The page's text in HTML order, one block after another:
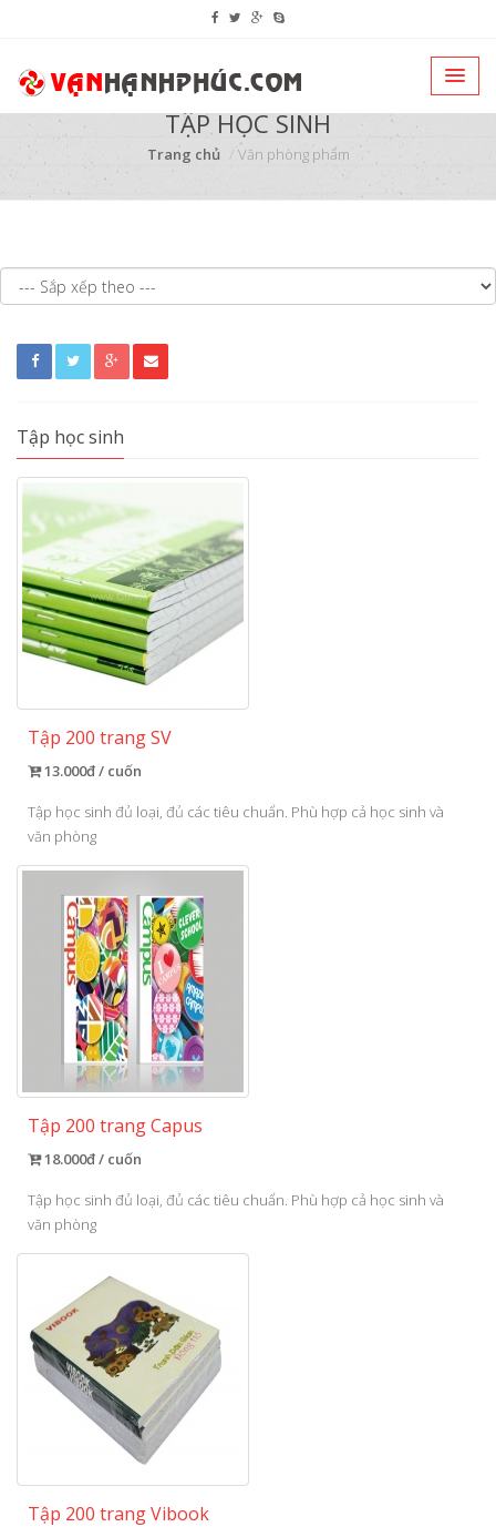
TẬP HỌC SINH
Trang chủ Văn phòng phẩm
Tập học sinh
Tập 200 trang SV
13.000đ / cuốn
Tập học sinh đủ loại, đủ các tiêu chuẩn. Phù hợp cả học sinh và
văn phòng
Tập 200 trang Capus
18.000đ / cuốn
Tập học sinh đủ loại, đủ các tiêu chuẩn. Phù hợp cả học sinh và
văn phòng
Tập 200 trang Vibook